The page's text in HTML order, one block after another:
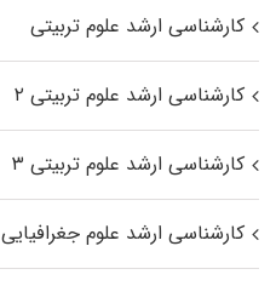
کارشناسی ارشد علوم تربیتی
کارشناسی ارشد علوم تربیتی ۲
کارشناسی ارشد علوم تربیتی ۳
کارشناسی ارشد علوم جغرافیایی